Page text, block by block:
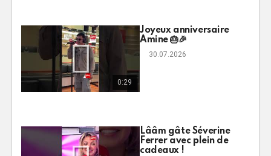
0:29
Joyeux anniversaire
Amine 🎂🎉
30.07.2026
Lââm gâte Séverine
Ferrer avec plein de
cadeaux !